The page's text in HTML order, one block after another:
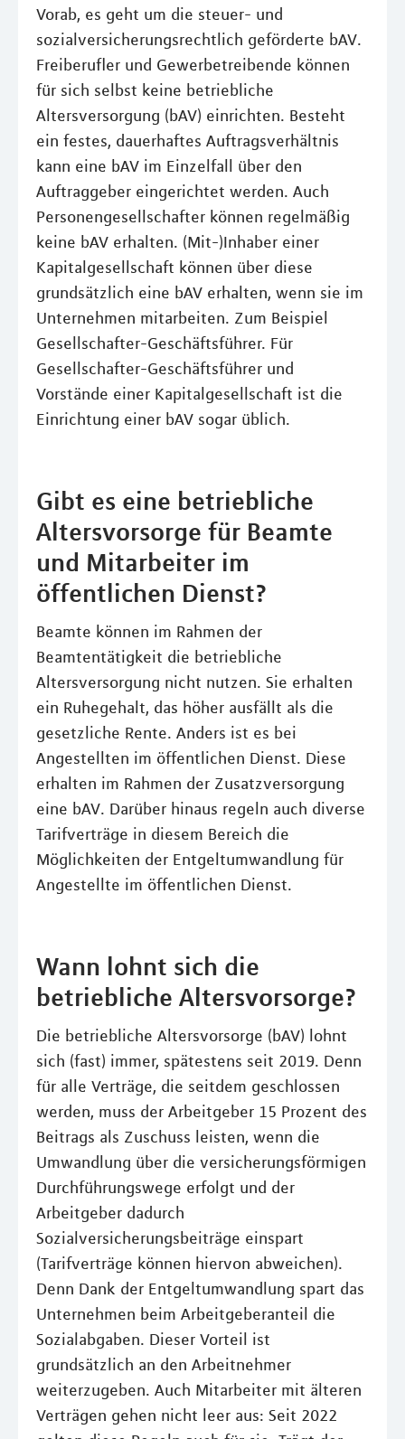
Vorab, es geht um die steuer- und
sozialversicherungsrechtlich geförderte bAV.
Freiberufler und Gewerbetreibende können
für sich selbst keine betriebliche
Altersversorgung (bAV) einrichten. Besteht
ein festes, dauerhaftes Auftragsverhältnis
kann eine bAV im Einzelfall über den
Auftraggeber eingerichtet werden. Auch
Personengesellschafter können regelmäßig
keine bAV erhalten. (Mit-)Inhaber einer
Kapitalgesellschaft können über diese
grundsätzlich eine bAV erhalten, wenn sie im
Unternehmen mitarbeiten. Zum Beispiel
Gesellschafter-Geschäftsführer. Für
Gesellschafter-Geschäftsführer und
Vorstände einer Kapitalgesellschaft ist die
Einrichtung einer bAV sogar üblich.
Gibt es eine betriebliche
Altersvorsorge für Beamte
und Mitarbeiter im
öffentlichen Dienst?
Beamte können im Rahmen der
Beamtentätigkeit die betriebliche
Altersversorgung nicht nutzen. Sie erhalten
ein Ruhegehalt, das höher ausfällt als die
gesetzliche Rente. Anders ist es bei
Angestellten im öffentlichen Dienst. Diese
erhalten im Rahmen der Zusatzversorgung
eine bAV. Darüber hinaus regeln auch diverse
Tarifverträge in diesem Bereich die
Möglichkeiten der Entgeltumwandlung für
Angestellte im öffentlichen Dienst.
Wann lohnt sich die
betriebliche Altersvorsorge?
Die betriebliche Altersvorsorge (bAV) lohnt
sich (fast) immer, spätestens seit 2019. Denn
für alle Verträge, die seitdem geschlossen
werden, muss der Arbeitgeber 15 Prozent des
Beitrags als Zuschuss leisten, wenn die
Umwandlung über die versicherungsförmigen
Durchführungswege erfolgt und der
Arbeitgeber dadurch
Sozialversicherungsbeiträge einspart
(Tarifverträge können hiervon abweichen).
Denn Dank der Entgeltumwandlung spart das
Unternehmen beim Arbeitgeberanteil die
Sozialabgaben. Dieser Vorteil ist
grundsätzlich an den Arbeitnehmer
weiterzugeben. Auch Mitarbeiter mit älteren
Verträgen gehen nicht leer aus: Seit 2022